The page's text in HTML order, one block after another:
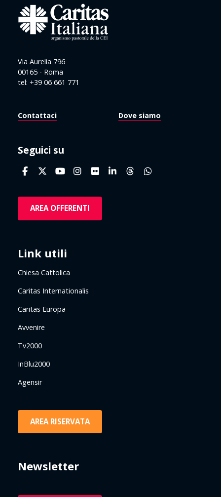
Via Aurelia 796
00165 - Roma
tel: +39 06 661 771
Contattaci Dove siamo
Seguici su
AREA OFFERENTI
Link utili
Chiesa Cattolica
Caritas Internationalis
Caritas Europa
Avvenire
Tv2000
InBlu2000
Agensir
AREA RISERVATA
Newsletter